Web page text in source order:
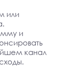
или
и
канал